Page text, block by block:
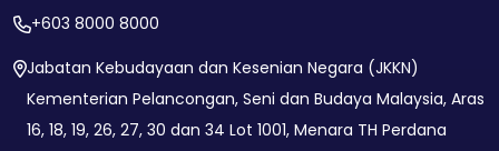
+603 8000 8000
Jabatan Kebudayaan dan Kesenian Negara (JKKN)
Kementerian Pelancongan, Seni dan Budaya Malaysia, Aras
16, 18, 19, 26, 27, 30 dan 34 Lot 1001, Menara TH Perdana